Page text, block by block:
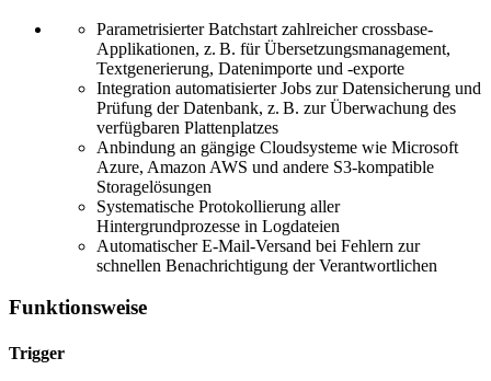
Parametrisierter Batchstart zahlreicher crossbase-
Applikationen, z. B. für Übersetzungsmanagement,
Textgenerierung, Datenimporte und -exporte
Integration automatisierter Jobs zur Datensicherung und
Prüfung der Datenbank, z. B. zur Überwachung des
verfügbaren Plattenplatzes
Anbindung an gängige Cloudsysteme wie Microsoft
Azure, Amazon AWS und andere S3-kompatible
Storagelösungen
Systematische Protokollierung aller
Hintergrundprozesse in Logdateien
Automatischer E-Mail-Versand bei Fehlern zur
schnellen Benachrichtigung der Verantwortlichen
Funktionsweise
Trigger